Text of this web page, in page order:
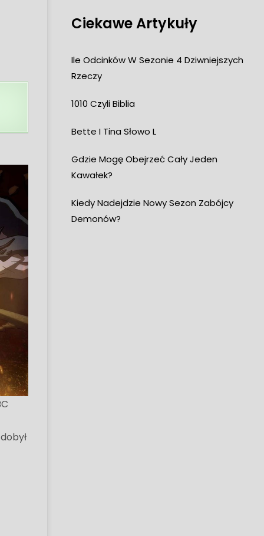
Ciekawe Artykuły
Ile Odcinków W Sezonie 4 Dziwniejszych
Rzeczy
1010 Czyli Biblia
Bette I Tina Słowo L
Gdzie Mogę Obejrzeć Cały Jeden
Kawałek?
Kiedy Nadejdzie Nowy Sezon Zabójcy
Demonów?